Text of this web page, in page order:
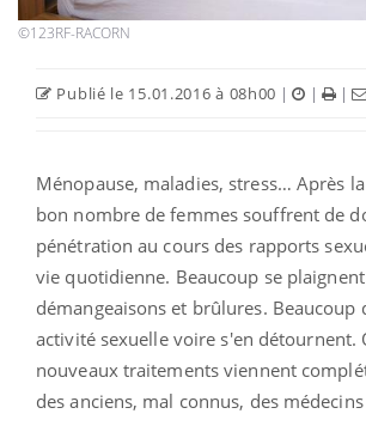
©123RF-RACORN
Publié le 15.01.2016 à 08h00 | | |
Ménopause, maladies, stress… Après
bon nombre de femmes souffrent de
pénétration au cours des rapports
vie quotidienne. Beaucoup se
démangeaisons et brûlures.
activité sexuelle voire s'en détournent.
nouveaux traitements viennent
des anciens, mal connus, des